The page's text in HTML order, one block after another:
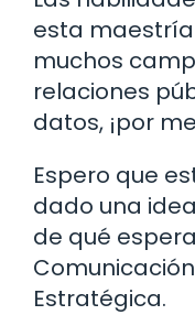
esta
muchos
relaciones
datos, ¡por
Espero que
dado una
de qué
Estratégica.